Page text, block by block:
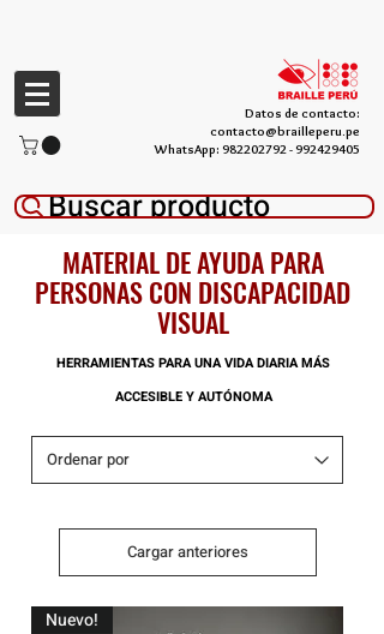
Datos de contacto:
contacto@brailleperu.pe
WhatsApp: 982202792- 992429405
Buscar producto
MATERIAL DE AYUDA PARA
PERSONAS CON DISCAPACIDAD
VISUAL
HERRAMIENTAS PARA UNA VIDA DIARIA MÁS
ACCESIBLE Y AUTÓNOMA
Cargar anteriores
Nuevo!